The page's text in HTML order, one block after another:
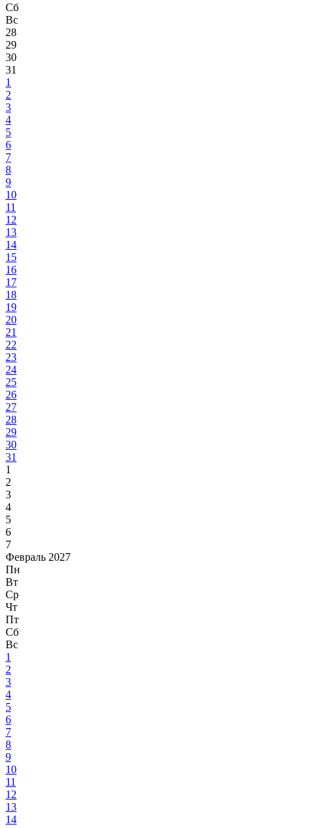
Сб
Вс
28
29
30
31
1
2
3
4
5
6
7
8
9
10
11
12
13
14
15
16
17
18
19
20
21
22
23
24
25
26
27
28
29
30
31
1
2
3
4
5
6
7
Февраль 2027
Пн
Вт
Ср
Чт
Пт
Сб
Вс
1
2
3
4
5
6
7
8
9
10
11
12
13
14